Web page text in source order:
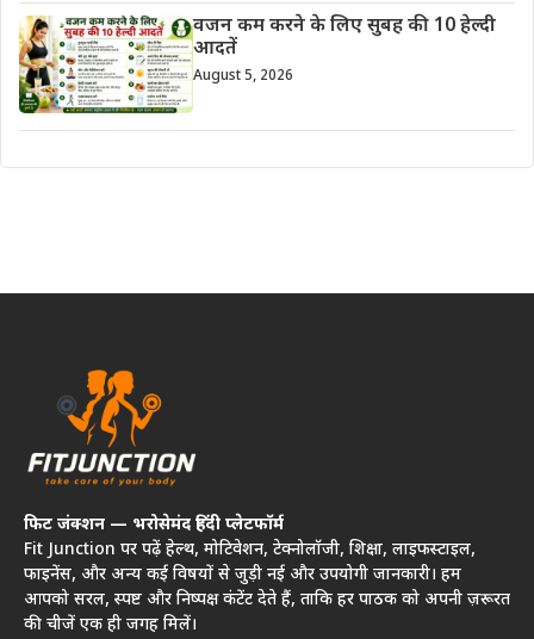
वजन कम करने के लिए सुबह की 10 हेल्दी
आदतें
August 5, 2026
फिट जंक्शन — भरोसेमंद हिंदी प्लेटफॉर्म
Fit Junction पर पढ़ें हेल्थ, मोटिवेशन, टेक्नोलॉजी, शिक्षा, लाइफस्टाइल,
फाइनेंस, और अन्य कई विषयों से जुड़ी नई और उपयोगी जानकारी। हम
आपको सरल, स्पष्ट और निष्पक्ष कंटेंट देते हैं, ताकि हर पाठक को अपनी ज़रूरत
की चीजें एक ही जगह मिलें।